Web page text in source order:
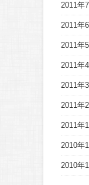
2011年
2011年
2011年
2011年
2011年
2011年
2011年
2010年
2010年